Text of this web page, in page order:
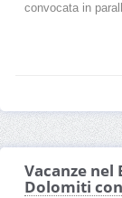
convocata in
Vacanze
Dolomiti